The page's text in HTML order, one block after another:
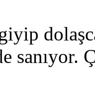
sanıyor.